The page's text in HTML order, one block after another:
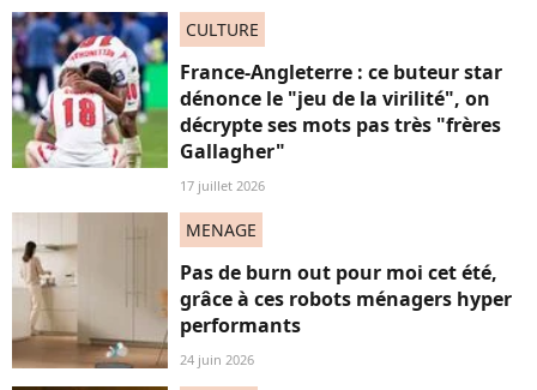
CULTURE
France-Angleterre : ce buteur star
dénonce le "jeu de la virilité", on
décrypte ses mots pas très "frères
Gallagher"
17 juillet 2026
MENAGE
Pas de burn out pour moi cet été,
grâce à ces robots ménagers hyper
performants
24 juin 2026